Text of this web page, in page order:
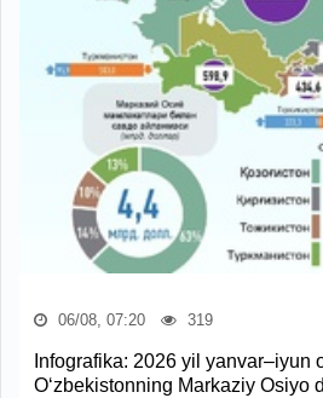
06/08, 07:20 319
Infografika: 2026 yil yanvar–iyun
O‘zbekistonning Markaziy Osiyo